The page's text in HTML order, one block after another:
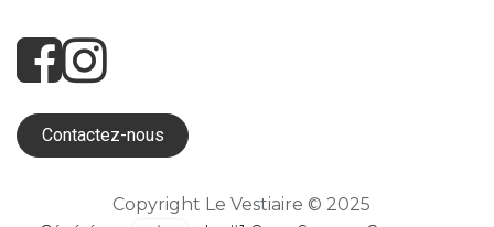
Contactez-nous
Copyright Le Vestiaire © 2025